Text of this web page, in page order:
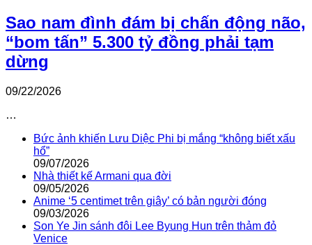
Sao nam đình đám bị chấn động não,
“bom tấn” 5.300 tỷ đồng phải tạm
dừng
09/22/2026
…
Bức ảnh khiến Lưu Diệc Phi bị mắng “không biết xấu
hổ”
09/07/2026
Nhà thiết kế Armani qua đời
09/05/2026
Anime ‘5 centimet trên giây’ có bản người đóng
09/03/2026
Son Ye Jin sánh đôi Lee Byung Hun trên thảm đỏ
Venice